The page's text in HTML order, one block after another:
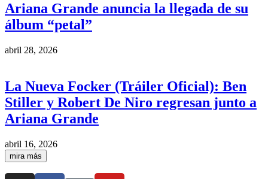
Ariana Grande anuncia la llegada de su
álbum “petal”
abril 28, 2026
La Nueva Focker (Tráiler Oficial): Ben
Stiller y Robert De Niro regresan junto a
Ariana Grande
abril 16, 2026
mira más